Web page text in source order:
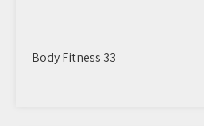
Body Fitness 33